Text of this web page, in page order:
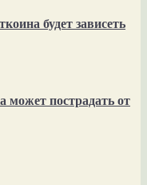
будет зависеть
пострадать от